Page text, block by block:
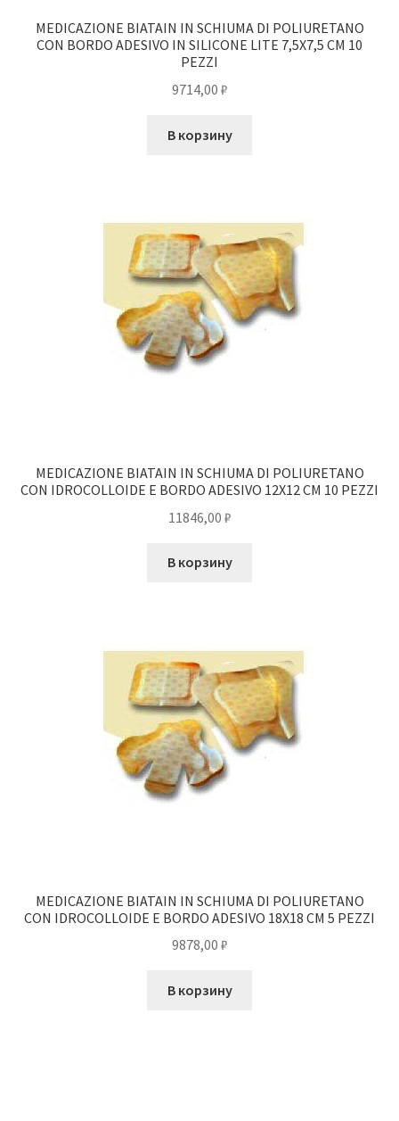
MEDICAZIONE BIATAIN IN SCHIUMA DI POLIURETANO
CON BORDO ADESIVO IN SILICONE LITE 7,5X7,5 CM 10
PEZZI
9714,00 ₽
В корзину
MEDICAZIONE BIATAIN IN SCHIUMA DI POLIURETANO
CON IDROCOLLOIDE E BORDO ADESIVO 12X12 CM 10 PEZZI
11846,00 ₽
В корзину
MEDICAZIONE BIATAIN IN SCHIUMA DI POLIURETANO
CON IDROCOLLOIDE E BORDO ADESIVO 18X18 CM 5 PEZZI
9878,00 ₽
В корзину